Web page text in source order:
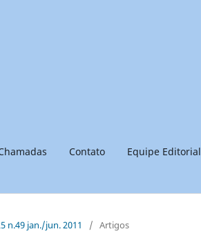
Contato Equipe Editorial
n.49 jan./jun. 2011 / Artigos